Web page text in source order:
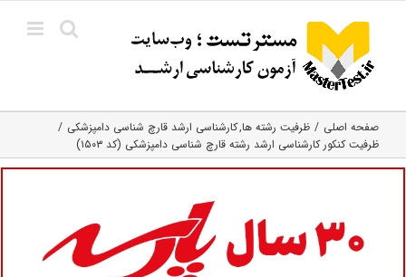
content
صفحه اصلی ظرفیت رشته ها کارشناسی ارشد قارچ‌ شناسی دامپزشکی
ظرفیت کنکور کارشناسی ارشد رشته قارچ شناسی دامپزشکی (کد ۱۵۰۳)